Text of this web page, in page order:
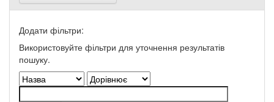
Додати фільтри:
Використовуйте фільтри для уточнення результатів
пошуку.